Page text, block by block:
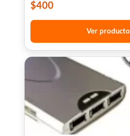
$400
Ver producto